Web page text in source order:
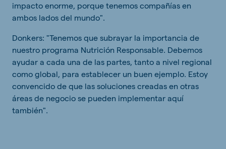
impacto enorme, porque tenemos compañías en
ambos lados del mundo".
Donkers: "Tenemos que subrayar la importancia de
nuestro programa Nutrición Responsable. Debemos
ayudar a cada una de las partes, tanto a nivel regional
como global, para establecer un buen ejemplo. Estoy
convencido de que las soluciones creadas en otras
áreas de negocio se pueden implementar aquí
también".